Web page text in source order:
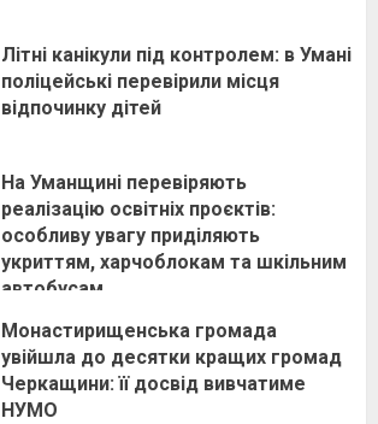
Літні канікули під контролем: в Умані
поліцейські перевірили місця
відпочинку дітей
На Уманщині перевіряють
реалізацію освітніх проєктів:
особливу увагу приділяють
укриттям, харчоблокам та шкільним
автобусам
Монастирищенська громада
увійшла до десятки кращих громад
Черкащини: її досвід вивчатиме
НУМО